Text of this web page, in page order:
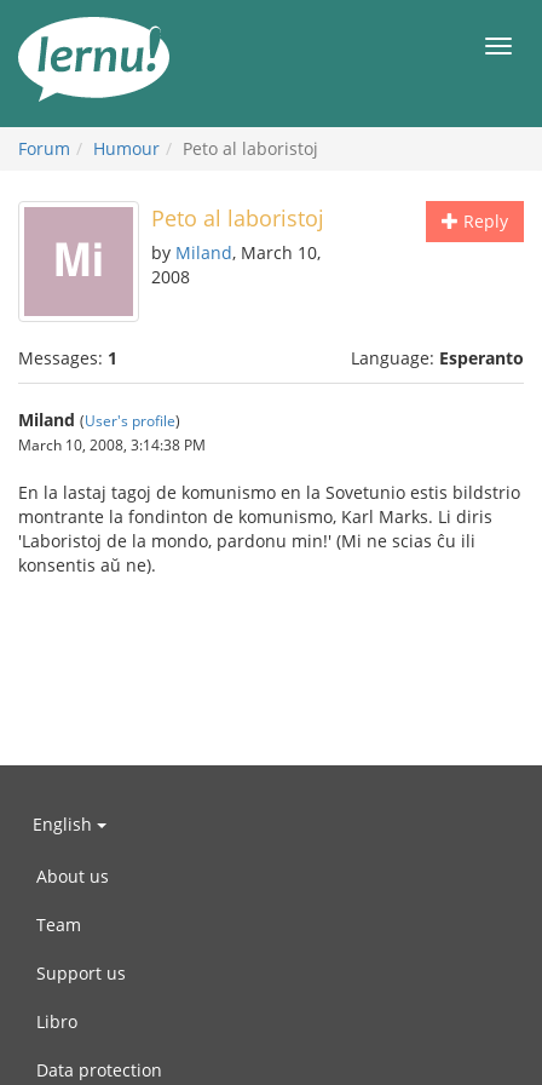
the
content
Forum Humour Peto al laboristoj
Reply
Peto al laboristoj
by Miland, March 10,
2008
Messages: 1 Language: Esperanto
Miland (User's profile)
March 10, 2008, 3:14:38 PM
En la lastaj tagoj de komunismo en la Sovetunio estis bildstrio
montrante la fondinton de komunismo, Karl Marks. Li diris
'Laboristoj de la mondo, pardonu min!' (Mi ne scias ĉu ili
konsentis aŭ ne).
English
About us
Team
Support us
Libro
Data protection